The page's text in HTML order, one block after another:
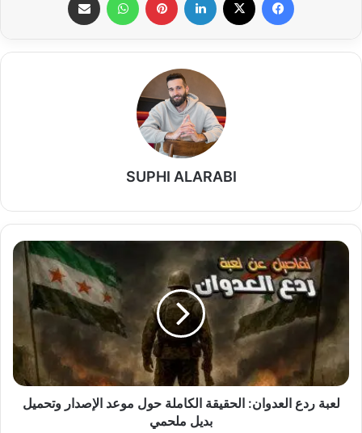
SUPHI ALARABI
لعبة
العدوان:
الحقيقة
الكاملة
حول
موعد
الإصدار
وتحميل
بديل
لعبة ردع العدوان: الحقيقة الكاملة حول موعد الإصدار وتحميل
بديل ملحمي